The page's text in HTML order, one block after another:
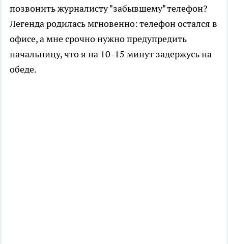
позвонить журналисту "забывшему" телефон?
Легенда родилась мгновенно: телефон остался в
офисе, а мне срочно нужно предупредить
начальницу, что я на 10-15 минут задержусь на
обеде.